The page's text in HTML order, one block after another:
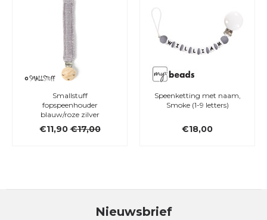
Smallstuff
fopspeenhouder
blauw/roze zilver
€11,90 €17,00
Speenketting met naam,
Smoke (1-9 letters)
€18,00
Nieuwsbrief